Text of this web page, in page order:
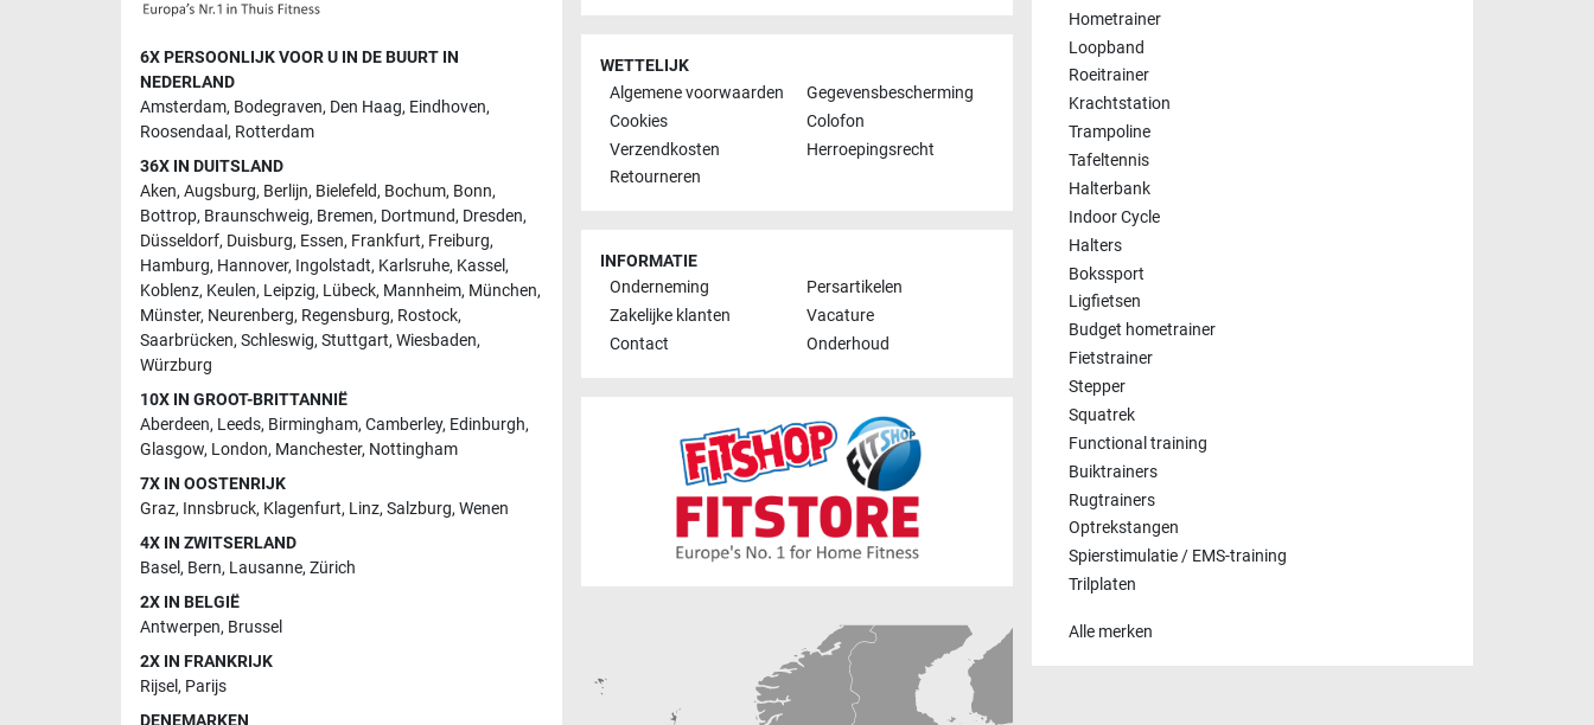
6X PERSOONLIJK VOOR U IN DE BUURT IN
NEDERLAND
Amsterdam, Bodegraven, Den Haag, Eindhoven,
Roosendaal, Rotterdam
36X IN DUITSLAND
Aken, Augsburg, Berlijn, Bielefeld, Bochum, Bonn,
Bottrop, Braunschweig, Bremen, Dortmund, Dresden,
Düsseldorf, Duisburg, Essen, Frankfurt, Freiburg,
Hamburg, Hannover, Ingolstadt, Karlsruhe, Kassel,
Koblenz, Keulen, Leipzig, Lübeck, Mannheim, München,
Münster, Neurenberg, Regensburg, Rostock,
Saarbrücken, Schleswig, Stuttgart, Wiesbaden,
Würzburg
10X IN GROOT-BRITTANNIË
Aberdeen, Leeds, Birmingham, Camberley, Edinburgh,
Glasgow, London, Manchester, Nottingham
7X IN OOSTENRIJK
Graz, Innsbruck, Klagenfurt, Linz, Salzburg, Wenen
4X IN ZWITSERLAND
Basel, Bern, Lausanne, Zürich
2X IN BELGIË
Antwerpen, Brussel
2X IN FRANKRIJK
Rijsel, Parijs
WETTELIJK
Algemene voorwaarden
Gegevensbescherming
Cookies
Colofon
Verzendkosten
Herroepingsrecht
Retourneren
INFORMATIE
Onderneming
Persartikelen
Zakelijke klanten
Vacature
Contact
Onderhoud
Hometrainer
Loopband
Roeitrainer
Krachtstation
Trampoline
Tafeltennis
Halterbank
Indoor Cycle
Halters
Bokssport
Ligfietsen
Budget hometrainer
Fietstrainer
Stepper
Squatrek
Functional training
Buiktrainers
Rugtrainers
Optrekstangen
Spierstimulatie / EMS-training
Trilplaten
Alle merken